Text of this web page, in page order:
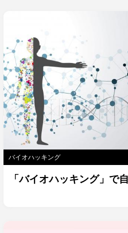
バイオハッキング
「バイオハッキング」で